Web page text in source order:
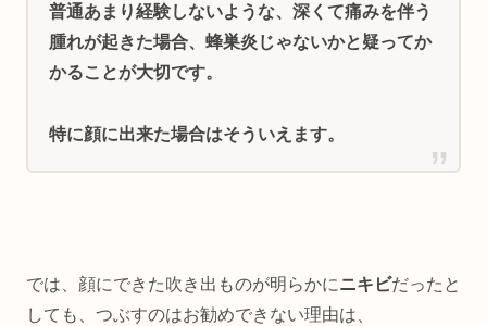
普通あまり経験しないような、深くて痛みを伴う
腫れが起きた場合、蜂巣炎じゃないかと疑ってか
かることが大切です。
特に顔に出来た場合はそういえます。
では、顔にできた吹き出ものが明らかにニキビだったと
しても、つぶすのはお勧めできない理由は、